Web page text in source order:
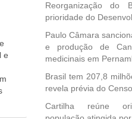
e
O
e
Reorganização do
prioridade do
Paulo Câmara
e produção de
medicinais em
Brasil tem 207,8
revela prévia do
Cartilha reúne